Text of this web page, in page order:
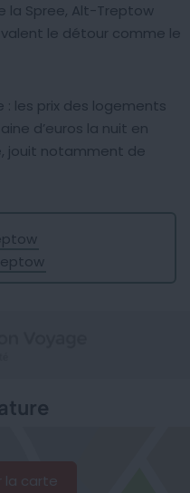
la Spree, Alt-Treptow
le détour comme le
les prix des logements
d’euros la nuit en
jouit notamment de
la carte